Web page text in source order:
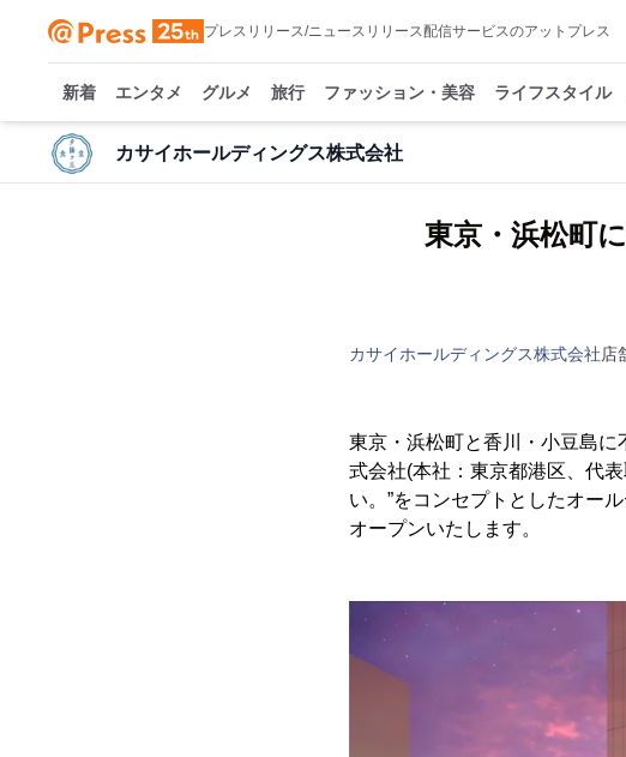
プレスリリース/ニュースリリース配信サービスのアットプレス
新着 エンタメ グルメ 旅行 ファッション・美容 ライフスタイル
カサイホールディングス株式会社
東京・浜松町
カサイホールディングス株式会社店
東京・浜松町と香川・小豆島
式会社(本社：東京都港区、代
い。”をコンセプトとしたオー
オープンいたします。